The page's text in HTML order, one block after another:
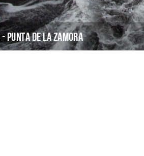
- Punta de la Zamora